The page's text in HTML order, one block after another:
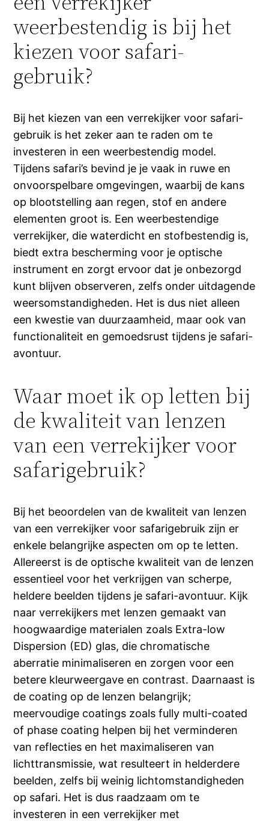
weerbestendig is bij het
kiezen voor safari-
gebruik?
Bij het kiezen van een verrekijker voor safari-
gebruik is het zeker aan te raden om te
investeren in een weerbestendig model.
Tijdens safari’s bevind je je vaak in ruwe en
onvoorspelbare omgevingen, waarbij de kans
op blootstelling aan regen, stof en andere
elementen groot is. Een weerbestendige
verrekijker, die waterdicht en stofbestendig is,
biedt extra bescherming voor je optische
instrument en zorgt ervoor dat je onbezorgd
kunt blijven observeren, zelfs onder uitdagende
weersomstandigheden. Het is dus niet alleen
een kwestie van duurzaamheid, maar ook van
functionaliteit en gemoedsrust tijdens je safari-
avontuur.
Waar moet ik op letten bij
de kwaliteit van lenzen
van een verrekijker voor
safarigebruik?
Bij het beoordelen van de kwaliteit van lenzen
van een verrekijker voor safarigebruik zijn er
enkele belangrijke aspecten om op te letten.
Allereerst is de optische kwaliteit van de lenzen
essentieel voor het verkrijgen van scherpe,
heldere beelden tijdens je safari-avontuur. Kijk
naar verrekijkers met lenzen gemaakt van
hoogwaardige materialen zoals Extra-low
Dispersion (ED) glas, die chromatische
aberratie minimaliseren en zorgen voor een
betere kleurweergave en contrast. Daarnaast is
de coating op de lenzen belangrijk;
meervoudige coatings zoals fully multi-coated
of phase coating helpen bij het verminderen
van reflecties en het maximaliseren van
lichttransmissie, wat resulteert in helderdere
beelden, zelfs bij weinig lichtomstandigheden
op safari. Het is dus raadzaam om te
investeren in een verrekijker met